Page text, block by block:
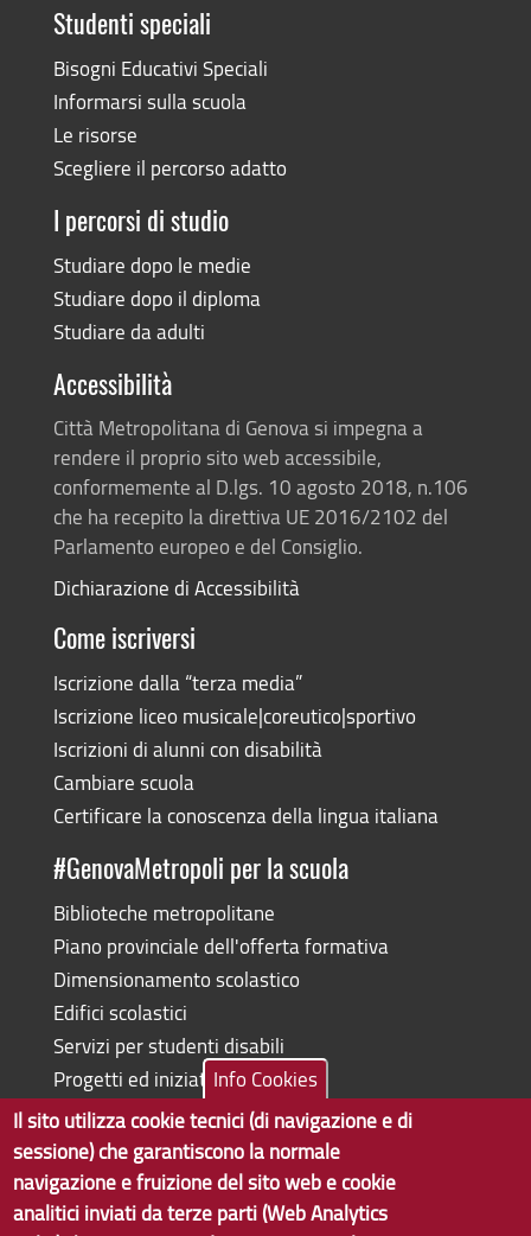
Studenti speciali
Bisogni Educativi Speciali
Informarsi sulla scuola
Le risorse
Scegliere il percorso adatto
I percorsi di studio
Studiare dopo le medie
Studiare dopo il diploma
Studiare da adulti
Accessibilità
Città Metropolitana di Genova si impegna a
rendere il proprio sito web accessibile,
conformemente al D.lgs. 10 agosto 2018, n.106
che ha recepito la direttiva UE 2016/2102 del
Parlamento europeo e del Consiglio.
Dichiarazione di Accessibilità
Come iscriversi
Iscrizione dalla “terza media”
Iscrizione liceo musicale|coreutico|sportivo
Iscrizioni di alunni con disabilità
Cambiare scuola
Certificare la conoscenza della lingua italiana
#GenovaMetropoli per la scuola
Biblioteche metropolitane
Piano provinciale dell'offerta formativa
Dimensionamento scolastico
Edifici scolastici
Servizi per studenti disabili
Progetti ed iniziative
Copyright © 2017 Città metropolitana di Genova | CF:
80007350103
Info Cookies
Il sito utilizza cookie tecnici (di navigazione e di
sessione) che garantiscono la normale
navigazione e fruizione del sito web e cookie
analitici inviati da terze parti (Web Analytics